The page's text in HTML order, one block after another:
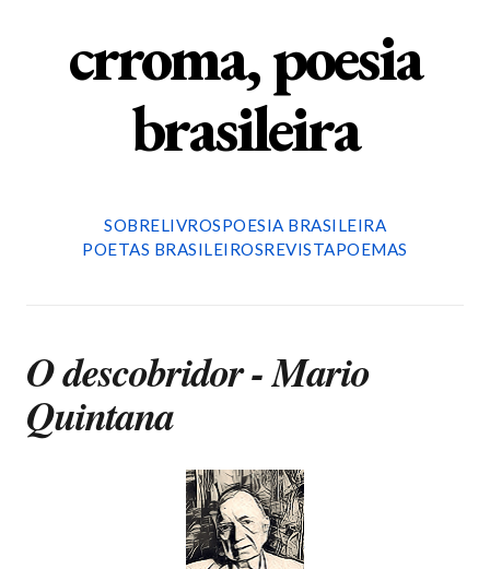
crroma, poesia
brasileira
SOBRELIVROSPOESIA BRASILEIRA
POETAS BRASILEIROSREVISTAPOEMAS
O descobridor - Mario
Quintana